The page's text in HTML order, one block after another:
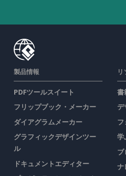
製品情報
PDFツールスイート
フリップブック・メーカー
ダイアグラムメーカー
グラフィックデザインツー
ル
ドキュメントエディター
リ
書
フ
学
ブ
ナ